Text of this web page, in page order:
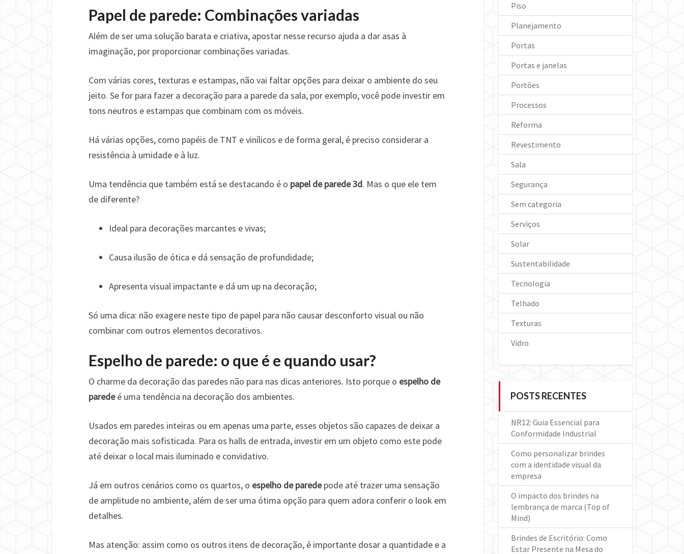
Papel de parede: Combinações variadas
Além de ser uma solução barata e criativa, apostar nesse recurso ajuda a dar asas à
imaginação, por proporcionar combinações variadas.
Com várias cores, texturas e estampas, não vai faltar opções para deixar o ambiente do seu
jeito. Se for para fazer a decoração para a parede da sala, por exemplo, você pode investir em
tons neutros e estampas que combinam com os móveis.
Há várias opções, como papéis de TNT e vinílicos e de forma geral, é preciso considerar a
resistência à umidade e à luz.
Uma tendência que também está se destacando é o papel de parede 3d. Mas o que ele tem
de diferente?
Ideal para decorações marcantes e vivas;
Causa ilusão de ótica e dá sensação de profundidade;
Apresenta visual impactante e dá um up na decoração;
Só uma dica: não exagere neste tipo de papel para não causar desconforto visual ou não
combinar com outros elementos decorativos.
Espelho de parede: o que é e quando usar?
O charme da decoração das paredes não para nas dicas anteriores. Isto porque o espelho de
paredeé uma tendência na decoração dos ambientes.
Usados em paredes inteiras ou em apenas uma parte, esses objetos são capazes de deixar a
decoração mais sofisticada. Para os halls de entrada, investir em um objeto como este pode
até deixar o local mais iluminado e convidativo.
Já em outros cenários como os quartos, o espelho de paredepode até trazer uma sensação
de amplitude no ambiente, além de ser uma ótima opção para quem adora conferir o look em
detalhes.
Mas atenção: assim como os outros itens de decoração, é importante dosar a quantidade e a
Piso
Planejamento
Portas
Portas e janelas
Portões
Processos
Reforma
Revestimento
Sala
Segurança
Sem categoria
Serviços
Solar
Sustentabilidade
Tecnologia
Telhado
Texturas
Vidro
POSTS RECENTES
NR12: Guia Essencial para
Conformidade Industrial
Como personalizar brindes
com a identidade visual da
empresa
O impacto dos brindes na
lembrança de marca (Top of
Mind)
Brindes de Escritório: Como
Estar Presente na Mesa do